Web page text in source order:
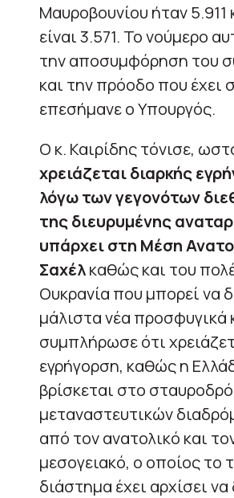
Μαυροβουνίου ήταν 5.911
είναι 3.571. Το νούμερο
την αποσυμφόρηση του
και την πρόοδο που έχει
επεσήμανε ο Υπουργός.
Ο κ. Καιρίδης τόνισε,
χρειάζεται διαρκής
λόγω των γεγονότων
της διευρυμένης
υπάρχει στη Μέση
Σαχέλκαθώς και του
Ουκρανία που μπορεί να
μάλιστα νέα προσφυγικά
συμπλήρωσε ότι
εγρήγορση, καθώς η
βρίσκεται στο
μεταναστευτικών
από τον ανατολικό και
μεσογειακό, ο οποίος το
διάστημα έχει αρχίσει να